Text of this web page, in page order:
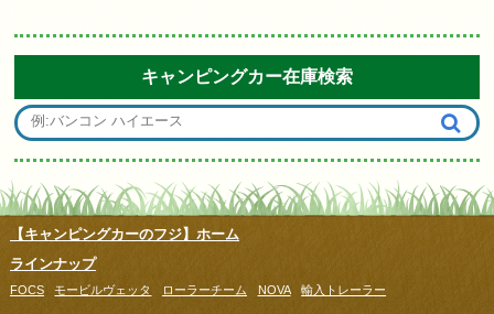
キャンピングカー在庫検索
【キャンピングカーのフジ】ホーム
ラインナップ
FOCS モービルヴェッタ ローラーチーム NOVA 輸入トレーラー